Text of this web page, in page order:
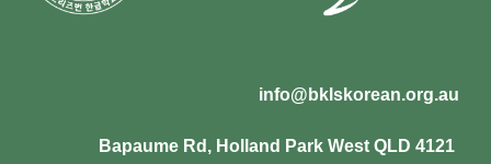
info@bklskorean.org.au
Bapaume Rd, Holland Park West QLD 4121